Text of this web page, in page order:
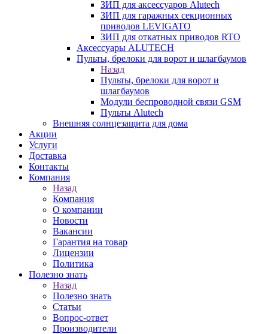
ЗИП для аксессуаров Alutech
ЗИП для гаражных секционных
приводов LEVIGATO
ЗИП для откатных приводов RTO
Аксессуары ALUTECH
Пульты, брелоки для ворот и шлагбаумов
Назад
Пульты, брелоки для ворот и
шлагбаумов
Модули беспроводной связи GSM
Пульты Alutech
Внешняя солнцезащита для дома
Акции
Услуги
Доставка
Контакты
Компания
Назад
Компания
О компании
Новости
Вакансии
Гарантия на товар
Лицензии
Политика
Полезно знать
Назад
Полезно знать
Статьи
Вопрос-ответ
Производители